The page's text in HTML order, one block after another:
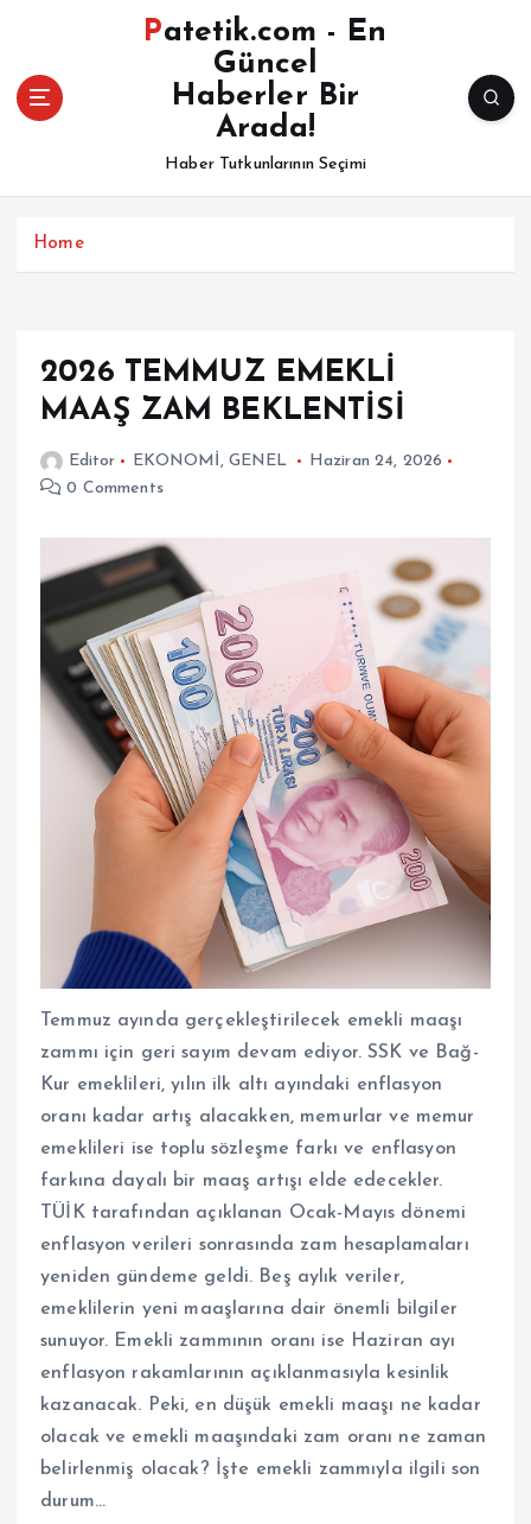
Patetik.com - En
Güncel
Haberler Bir
Arada!
Haber Tutkunlarının Seçimi
Home
2026 TEMMUZ EMEKLİ
MAAŞ ZAM BEKLENTİSİ
Editor EKONOMİ , GENEL
Haziran 24, 2026
0 Comments
Temmuz ayında gerçekleştirilecek emekli maaşı
zammı için geri sayım devam ediyor. SSK ve Bağ-
Kur emeklileri, yılın ilk altı ayındaki enflasyon
oranı kadar artış alacakken, memurlar ve memur
emeklileri ise toplu sözleşme farkı ve enflasyon
farkına dayalı bir maaş artışı elde edecekler.
TÜİK tarafından açıklanan Ocak-Mayıs dönemi
enflasyon verileri sonrasında zam hesaplamaları
yeniden gündeme geldi. Beş aylık veriler,
emeklilerin yeni maaşlarına dair önemli bilgiler
sunuyor. Emekli zammının oranı ise Haziran ayı
enflasyon rakamlarının açıklanmasıyla kesinlik
kazanacak. Peki, en düşük emekli maaşı ne kadar
olacak ve emekli maaşındaki zam oranı ne zaman
belirlenmiş olacak? İşte emekli zammıyla ilgili son
durum…